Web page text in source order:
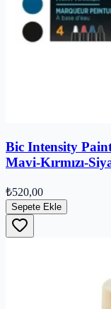
Bic Intensity
Mavi-Kırmızı-
₺520,00
Sepete Ekle